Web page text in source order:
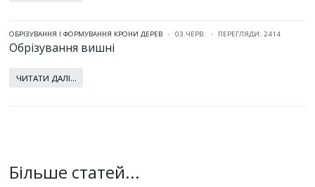
ОБРІЗУВАННЯ І ФОРМУВАННЯ КРОНИ ДЕРЕВ 03.ЧЕРВ. ПЕРЕГЛЯДИ: 2414
Обрізування вишні
ЧИТАТИ ДАЛІ...
Більше статей...